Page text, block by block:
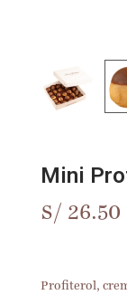
Mini
S/ 26.50
Profiterol,